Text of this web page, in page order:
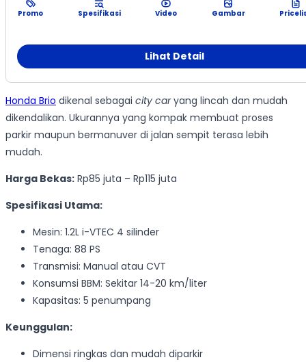
Promo Spesifikasi Video Gambar
Lihat Detail
Honda Brio dikenal sebagai city caryang lincah dan mudah
dikendalikan. Ukurannya yang kompak membuat proses
parkir maupun bermanuver di jalan sempit terasa lebih
mudah.
Harga Bekas: Rp85 juta – Rp115 juta
Spesifikasi Utama:
Mesin: 1.2L i-VTEC 4 silinder
Tenaga: 88 PS
Transmisi: Manual atau CVT
Konsumsi BBM: Sekitar 14-20 km/liter
Kapasitas: 5 penumpang
Keunggulan:
Dimensi ringkas dan mudah diparkir